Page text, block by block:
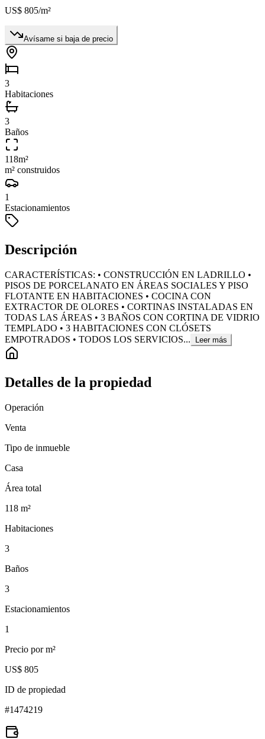
US$ 805/m²
Avísame si baja de precio
3
Habitaciones
3
Baños
118m²
m² construidos
1
Estacionamientos
Descripción
CARACTERÍSTICAS: • CONSTRUCCIÓN EN LADRILLO •
PISOS DE PORCELANATO EN ÁREAS SOCIALES Y PISO
FLOTANTE EN HABITACIONES • COCINA CON
EXTRACTOR DE OLORES • CORTINAS INSTALADAS EN
TODAS LAS ÁREAS • 3 BAÑOS CON CORTINA DE VIDRIO
TEMPLADO • 3 HABITACIONES CON CLÓSETS
EMPOTRADOS • TODOS LOS SERVICIOS...
Leer más
Detalles de la propiedad
Operación
Venta
Tipo de inmueble
Casa
Área total
118 m²
Habitaciones
3
Baños
3
Estacionamientos
1
Precio por m²
US$ 805
ID de propiedad
#1474219